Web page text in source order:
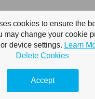
cookies to ensure the
may change your cookie
device settings. Learn
Delete Cookies
Accept